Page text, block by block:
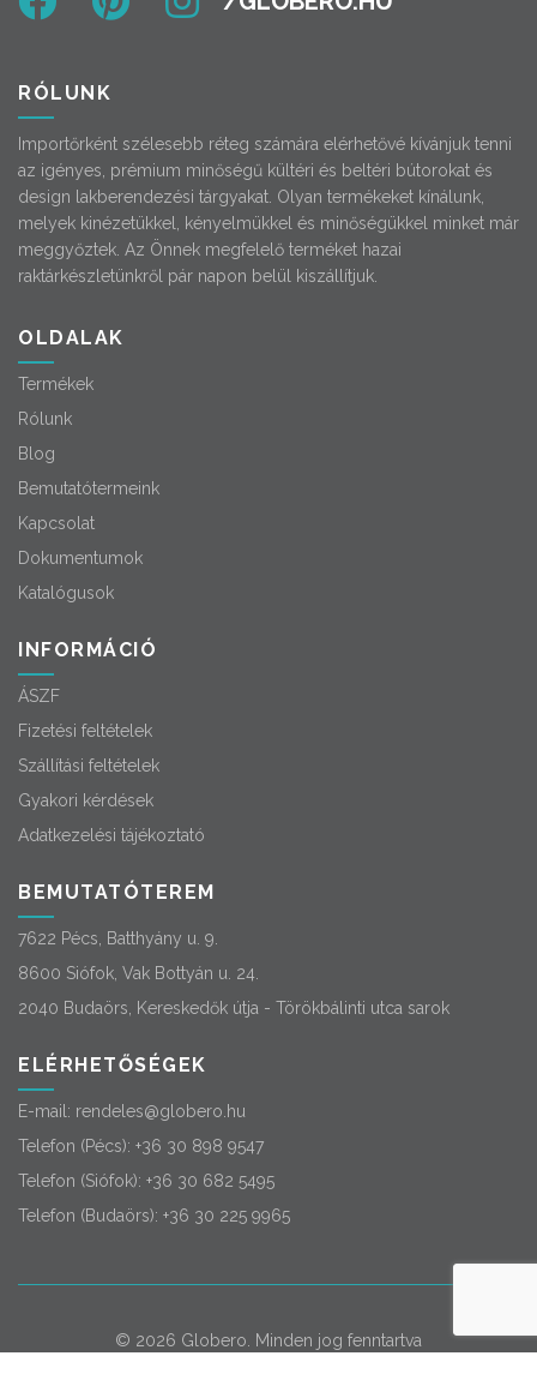
RÓLUNK
Importőrként szélesebb réteg számára elérhetővé kívánjuk tenni
az igényes, prémium minőségű kültéri és beltéri bútorokat és
design lakberendezési tárgyakat. Olyan termékeket kínálunk,
melyek kinézetükkel, kényelmükkel és minőségükkel minket már
meggyőztek. Az Önnek megfelelő terméket hazai
raktárkészletünkről pár napon belül kiszállítjuk.
OLDALAK
Termékek
Rólunk
Blog
Bemutatótermeink
Kapcsolat
Dokumentumok
Katalógusok
INFORMÁCIÓ
ÁSZF
Fizetési feltételek
Szállítási feltételek
Gyakori kérdések
Adatkezelési tájékoztató
BEMUTATÓTEREM
7622 Pécs, Batthyány u. 9.
8600 Siófok, Vak Bottyán u. 24.
2040 Budaörs, Kereskedők útja - Törökbálinti utca sarok
ELÉRHETŐSÉGEK
E-mail: rendeles@globero.hu
Telefon (Pécs): +36 30 898 9547
Telefon (Siófok): +36 30 682 5495
Telefon (Budaörs): +36 30 225 9965
© 2026 Globero . Minden jog fenntartva